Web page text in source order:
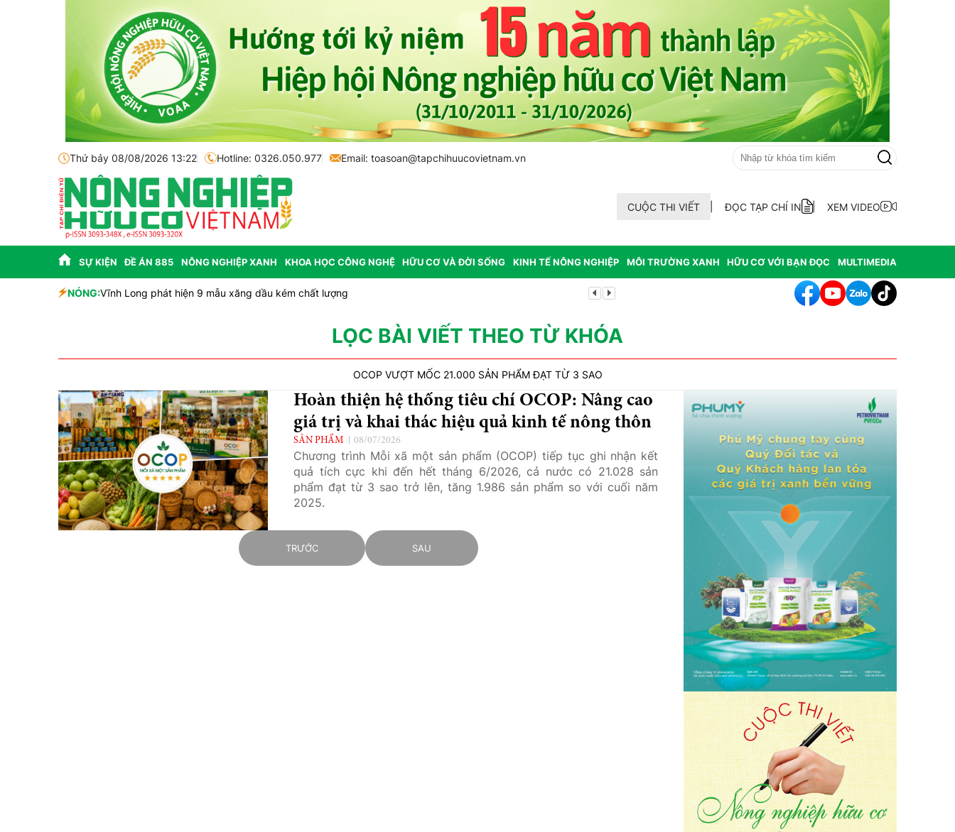
Thứ bảy 08/08/2026 13:22 Hotline: 0326.050.977 Email: toasoan@tapchihuucovietnam.vn
CUỘC THI VIẾT ĐỌC TẠP CHÍ IN XEM VIDEO
SỰ KIỆN ĐỀ ÁN 885 NÔNG NGHIỆP XANH KHOA HỌC CÔNG NGHỆ HỮU CƠ VÀ ĐỜI SỐNG KINH TẾ NÔNG NGHIỆP MÔI TRƯỜNG XANH HỮU CƠ VỚI BẠN ĐỌC MULTIMEDIA
NÓNG:
tiềm năng Vĩnh Long phát hiện 9 mẫu xăng dầu kém chất lượng Tổ chức lấy mẫu AND 70 hài cốt liệt sĩ chưa xác định thông tin tại xã Ea Kar tỉnh
LỌC BÀI VIẾT THEO TỪ KHÓA
OCOP VƯỢT MỐC 21.000 SẢN PHẨM ĐẠT TỪ 3 SAO
Hoàn thiện hệ thống tiêu chí OCOP: Nâng cao
giá trị và khai thác hiệu quả kinh tế nông thôn
SẢN PHẨM 08/07/2026
Chương trình Mỗi xã một sản phẩm (OCOP) tiếp tục ghi nhận kết
quả tích cực khi đến hết tháng 6/2026, cả nước có 21.028 sản
phẩm đạt từ 3 sao trở lên, tăng 1.986 sản phẩm so với cuối năm
2025.
TRƯỚC SAU